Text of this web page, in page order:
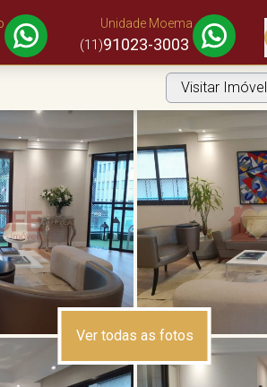
Unidade Moema
(11)91023-3003
Visitar Imóvel
Ver todas as fotos